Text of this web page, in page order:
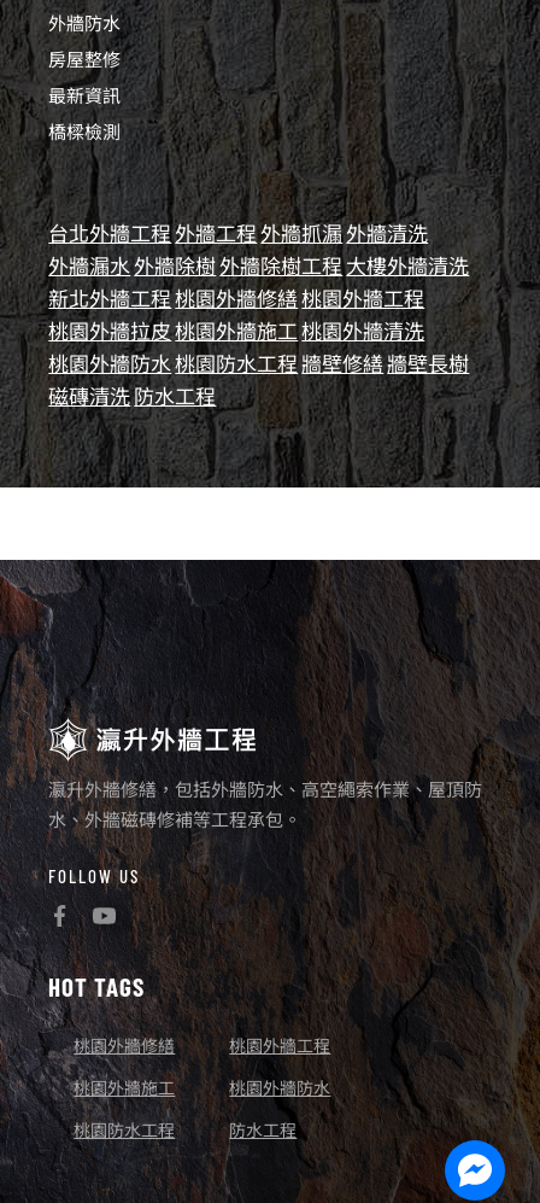
外牆防水
房屋整修
最新資訊
橋樑檢測
台北外牆工程 外牆工程 外牆抓漏外牆清洗
外牆漏水外牆除樹外牆除樹工程大樓外牆清洗
新北外牆工程桃園外牆修繕桃園外牆工程
桃園外牆拉皮桃園外牆施工 桃園外牆清洗
桃園外牆防水桃園防水工程牆壁修繕牆壁長樹
磁磚清洗防水工程
瀛升外牆修繕，包括外牆防水、高空繩索作業、屋頂防
水、外牆磁磚修補等工程承包。
FOLLOW US
HOT TAGS
桃園外牆修繕 桃園外牆工程
桃園外牆施工 桃園外牆防水
桃園防水工程 防水工程